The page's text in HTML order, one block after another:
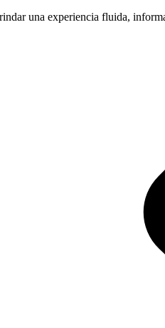
una experiencia fluida,